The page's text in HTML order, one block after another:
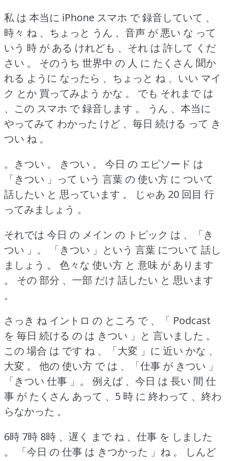
私 は 本当に iPhone スマホ で 録音していて 、
時々 ね 、ちょっと うん 、音声 が 悪い な って
いう 時 が ある けれども 、それ は 許して くだ
さい 。
そのうち 世界中 の 人 に たくさん 聞か
れる ように なったら 、ちょっと ね 、いい マイ
ク とか 買ってみよう かな 。
でも それまで は
、この スマホ で 録音します 。
うん 、本当に
やってみて わかった けど 、毎日 続ける って き
つい ね 。
。きつい 。
きつい 。
今日 の エピソード は
「きつい 」って いう 言葉 の 使い方 に ついて
話したい と 思っています 。
じゃあ 20 回目 行
ってみましょう 。
それでは 今日 の メイン の トピック は 、「き
つい 」。
「きつい 」という 言葉 について 話し
ましょう 。
色々な 使い方 と 意味 が あります
。
その 部分 、一部 だけ 話したい と 思います
。
さっき ね イントロ の ところ で 、「 Podcast
を 毎日 続ける の は きつい 」と 言いました 。
この 場合 は です ね 、「大変 」に 近い かな 、
大変 。
他の 使い方 で は 、「仕事 が きつい 」
「きつい 仕事 」。
例えば 、今日 は 長い 間 仕
事 が たくさん あって 、5 時 に 終わって 、終わ
らなかった 。
6時 7時 8時 、遅く まで ね 、仕事 を しました
。
「今日 の 仕事 は きつかった 」ね 。
しんど